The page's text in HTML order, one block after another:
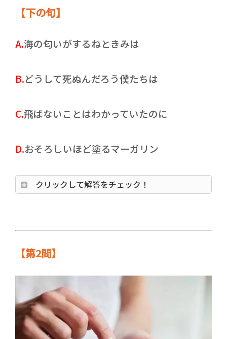
【下の句】
A.海の匂いがするねときみは
B.どうして死ぬんだろう僕たちは
C.飛ばないことはわかっていたのに
D.おそろしいほど塗るマーガリン
クリックして解答をチェック！
【第2問】